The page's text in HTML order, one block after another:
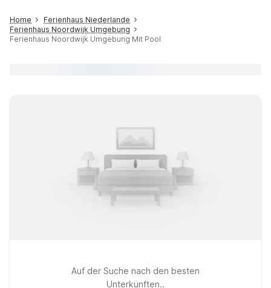
Home
Ferienhaus Niederlande
Ferienhaus Noordwijk Umgebung
Ferienhaus Noordwijk Umgebung Mit Pool
Auf der Suche nach den besten
Unterkünften..